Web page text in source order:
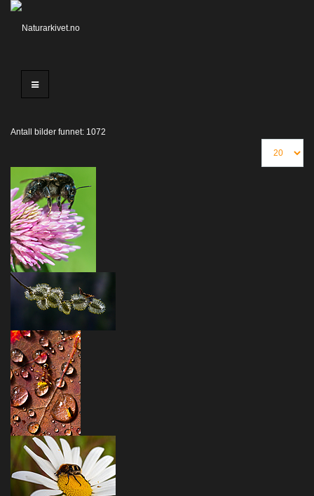
Antall bilder funnet: 1072